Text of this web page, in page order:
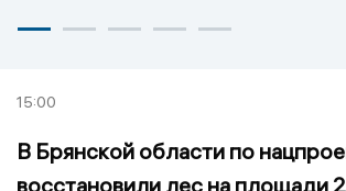
15:00
В Брянской области по
восстановили лес на площади